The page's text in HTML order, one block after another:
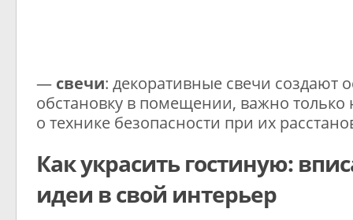
— свечи: декоративные свечи создают
обстановку в помещении, важно только
о технике безопасности при их
Как украсить гостиную:
идеи в свой интерьер